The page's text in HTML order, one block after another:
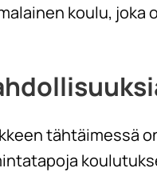
koulu, joka
tähtäimessä